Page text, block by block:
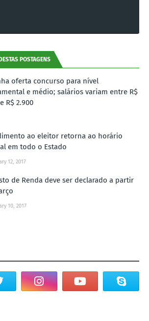
POSTAGENS
oferta concurso para nível
e médio; salários variam entre R$
R$ 2.900
ao eleitor retorna ao horário
em todo o Estado
12, 2017
de Renda deve ser declarado a partir
10, 2017